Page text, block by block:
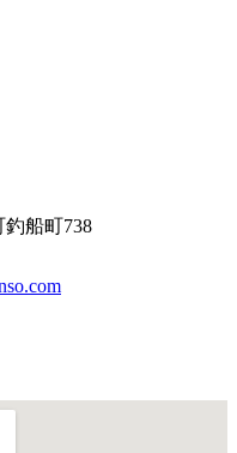
船町738